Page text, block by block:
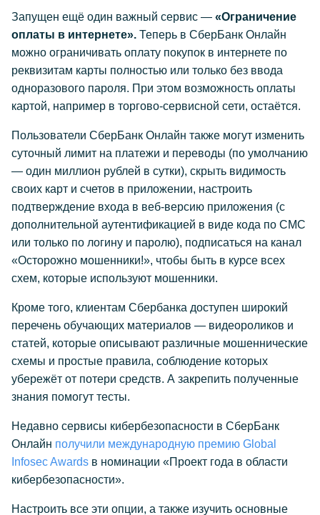
Запущен ещё один важный сервис — «Ограничение
оплаты в интернете». Теперь в СберБанк Онлайн
можно ограничивать оплату покупок в интернете по
реквизитам карты полностью или только без ввода
одноразового пароля. При этом возможность оплаты
картой, например в торгово-сервисной сети, остаётся.
Пользователи СберБанк Онлайн также могут изменить
суточный лимит на платежи и переводы (по умолчанию
— один миллион рублей в сутки), скрыть видимость
своих карт и счетов в приложении, настроить
подтверждение входа в веб-версию приложения (с
дополнительной аутентификацией в виде кода по СМС
или только по логину и паролю), подписаться на канал
«Осторожно мошенники!», чтобы быть в курсе всех
схем, которые используют мошенники.
Кроме того, клиентам Сбербанка доступен широкий
перечень обучающих материалов — видеороликов и
статей, которые описывают различные мошеннические
схемы и простые правила, соблюдение которых
убережёт от потери средств. А закрепить полученные
знания помогут тесты.
Недавно сервисы кибербезопасности в СберБанк
Онлайн получили международную премию Global
Infosec Awards в номинации «Проект года в области
кибербезопасности».
Настроить все эти опции, а также изучить основные